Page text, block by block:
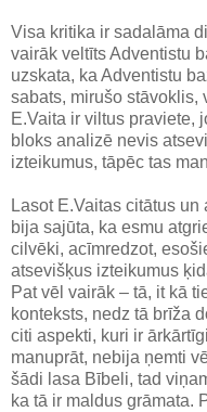
Visa kritika ir sadalāma
vairāk veltīts Adventistu
uzskata, ka Adventistu
sabats, mirušo stāvoklis,
E.Vaita ir viltus praviete,
bloks analizē nevis
izteikumus, tāpēc tas
Lasot E.Vaitas citātus
bija sajūta, ka esmu
cilvēki, acīmredzot,
atsevišķus izteikumus
Pat vēl vairāk – tā, it kā
konteksts, nedz tā brīža
citi aspekti, kuri ir
manuprāt, nebija ņemti
šādi lasa Bībeli, tad
ka tā ir maldus grāmata.